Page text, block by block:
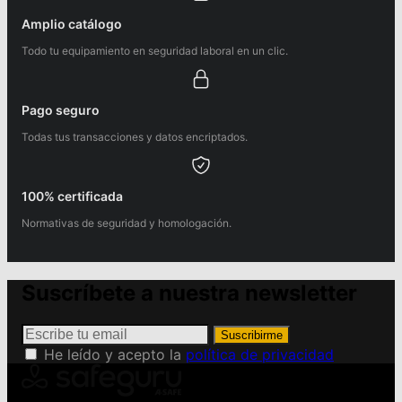
Amplio catálogo
Todo tu equipamiento en seguridad laboral en un clic.
Pago seguro
Todas tus transacciones y datos encriptados.
100% certificada
Normativas de seguridad y homologación.
Suscribirme
He leído y acepto la política de privacidad